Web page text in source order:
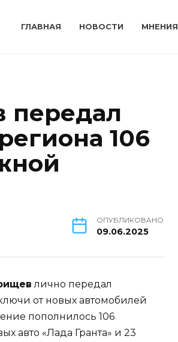
ГЛАВНАЯ НОВОСТИ МНЕНИЯ
передал
106
ОПУБЛИКОВАНО
09.06.2025
лично передал
от новых автомобилей
пополнилось 106
авто «Лада Гранта» и 23